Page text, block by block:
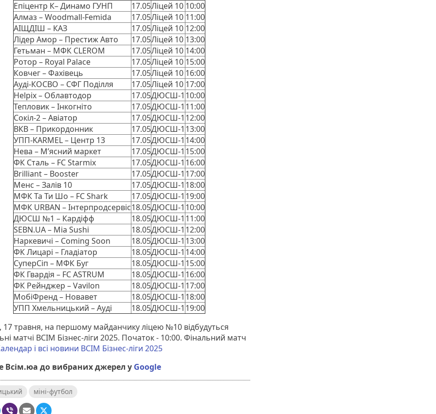
Епіцентр К– Динамо ГУНП 17.05Ліцей 10 10:00
Алмаз – Woodmall-Femida
17.05Ліцей 10 11:00
АІЩДІШ – КАЗ
17.05Ліцей 10 12:00
Лідер Амор – Престиж Авто
17.05Ліцей 10 13:00
Гетьман – МФК CLEROM
17.05Ліцей 10 14:00
Ротор – Royal Palacе
17.05Ліцей 10 15:00
Ковчег – Фахівець
17.05Ліцей 10 16:00
Ауді-КОСВО – СФГ Поділля
17.05Ліцей 10 17:00
Helpix – Облавтодор
17.05ДЮСШ-1 10:00
Тепловик – Інкогніто
17.05ДЮСШ-1 11:00
Сокіл-2 – Авіатор
17.05ДЮСШ-1 12:00
ВКВ – Прикордонник
17.05ДЮСШ-1 13:00
УПП-KARMEL – Центр 13
17.05ДЮСШ-1 14:00
Нева – М’ясний маркет
17.05ДЮСШ-1 15:00
ФК Сталь – FC Starmix
17.05ДЮСШ-1 16:00
Brilliant – Booster
17.05ДЮСШ-1 17:00
Менс – Залів 10
17.05ДЮСШ-1 18:00
МФК Та Ти Шо – FC Shark
17.05ДЮСШ-1 19:00
МФК URBAN – Інтерпродсервіс18.05ДЮСШ-1 10:00
ДЮСШ №1 – Кардіфф
18.05ДЮСШ-1 11:00
SEBN.UA – Mia Sushi
18.05ДЮСШ-1 12:00
Наркевичі – Coming Soon
18.05ДЮСШ-1 13:00
ФК Лицарі – Гладіатор
18.05ДЮСШ-1 14:00
СуперСіп – МФК Буг
18.05ДЮСШ-1 15:00
ФК Гвардія – FC ASTRUM
18.05ДЮСШ-1 16:00
ФК Рейнджер – Vavilon
18.05ДЮСШ-1 17:00
МобіФренд – Новавет
18.05ДЮСШ-1 18:00
УПП Хмельницький – Ауді
18.05ДЮСШ-1 19:00
17 травня, на першому майданчику ліцею №10 відбудуться
матчі ВСІМ Бізнес-ліги 2025. Початок - 10:00. Фінальний матч
і всі новини ВСІМ Бізнес-ліги 2025
Всім.юа до вибраних джерел у Google
міні-футбол